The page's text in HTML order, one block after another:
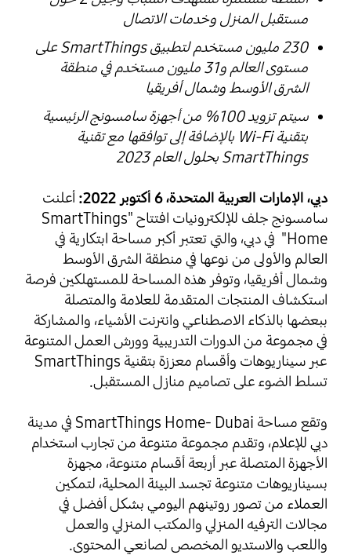
مستقبل المنزل وخدمات الاتصال
230 مليون مستخدم لتطبيق SmartThings على
مستوى العالم و31 مليون مستخدم في منطقة
الشرق الأوسط وشمال أفريقيا
سيتم تزويد 100% من أجهزة سامسونج الرئيسية
بتقنية Wi-Fi بالإضافة إلى توافقها مع تقنية
SmartThings بحلول العام 2023
دبي، الإمارات العربية المتحدة، 6 أكتوبر 2022:
أعلنت
سامسونج جلف للإلكترونيات افتتاح "SmartThings
Home" في دبي، والتي تعتبر أكبر مساحة ابتكارية في
العالم والأولى من نوعها في منطقة الشرق الأوسط
وشمال أفريقيا، وتوفر هذه المساحة للمستهلكين فرصة
استكشاف المنتجات المتقدمة للعلامة والمتصلة
ببعضها بالذكاء الاصطناعي وانترنت الأشياء، والمشاركة
في مجموعة من الدورات التدريبية وورش العمل المتنوعة
عبر سيناريوهات وأقسام معززة بتقنية SmartThings
تسلط الضوء على تصاميم منازل المستقبل.
وتقع مساحة SmartThings Home- Dubai في مدينة
دبي للإعلام، وتقدم مجموعة متنوعة من تجارب استخدام
الأجهزة المتصلة عبر أربعة أقسام متنوعة، مجهزة
بسيناريوهات متنوعة تجسد البيئة المحلية، لتمكين
العملاء من تصور روتينهم اليومي بشكل أفضل في
مجالات الترفيه المنزلي والمكتب المنزلي والعمل
واللعب والاستديو المخصص لصانعي المحتوى.